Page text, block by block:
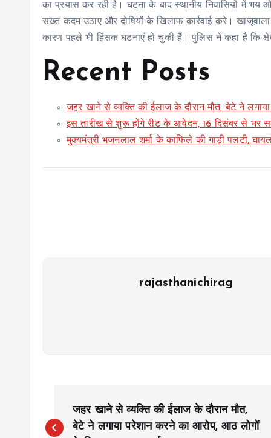
का प्रयास कर रही है। घटना के बाद स्थानीय निवासियों में
सख्त कदम उठाए और दोषियों के खिलाफ कार्रवाई करे।
कारण पहले भी हिंसक घटनाएं हो चुकी हैं। पुलिस ने कहा है कि
Recent Posts
जहर खाने से व्यक्ति की ईलाज के दौरान मौत, बेटे ने
इस तारीख से शुरू होंगे रीट के आवेदन, 16 दिसंबर से भर
मुक्यमंत्री भजनलाल शर्मा के काफिले की गाड़ी पलटी,
rajasthanichirag
जहर खाने से व्यक्ति की ईलाज के दौरान मौत,
बेटे ने लगाया परेशान करने का आरोप, आठ लोगों